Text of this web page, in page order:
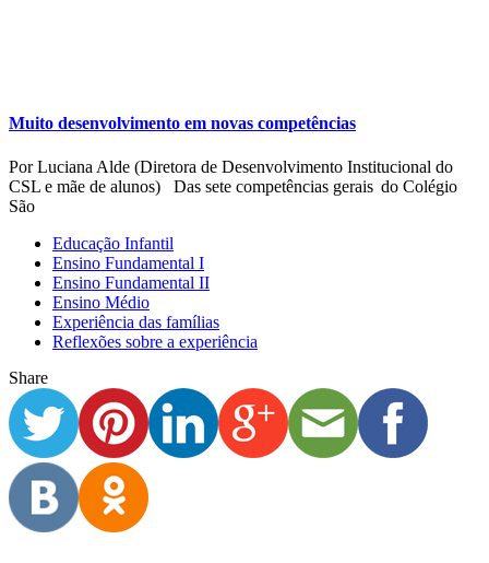
Muito desenvolvimento em novas competências
Por Luciana Alde (Diretora de Desenvolvimento Institucional do
CSL e mãe de alunos) Das sete competências gerais do Colégio
São
Educação Infantil
Ensino Fundamental I
Ensino Fundamental II
Ensino Médio
Experiência das famílias
Reflexões sobre a experiência
Share